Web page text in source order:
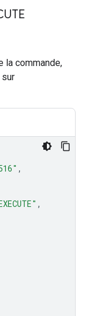
la commande,
,
,